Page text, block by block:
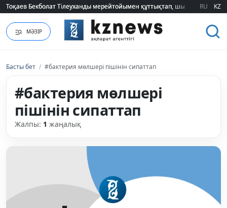
Тоқаев Бекболат Тілеуханды мерейтойымен құттықтап, шығармашылық
Тоқаев Бекболат Тілеуханды мерейтойымен құттықтап, шығармашылық
RU KZ
МӘЗІР
Басты бет / #бактерия мөлшері пішінін сипаттап
#бактерия мөлшері
пішінін сипаттап
Жалпы: 1 жаңалық